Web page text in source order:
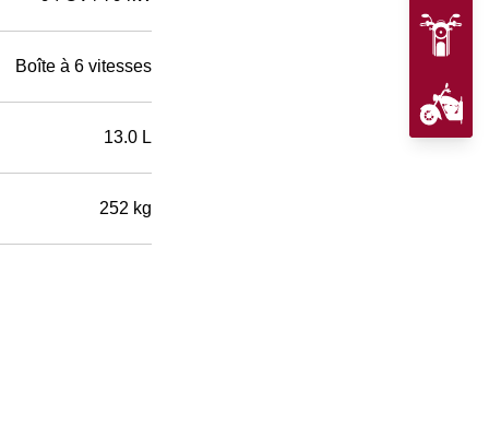
Boîte à 6 vitesses
13.0 L
252 kg